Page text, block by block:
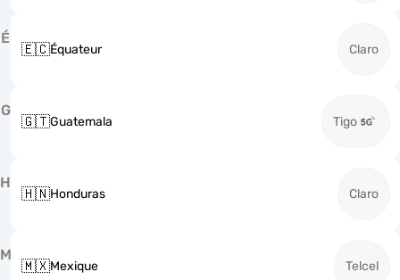
É
🇪🇨Équateur Claro
G
🇬🇹Guatemala Tigo
H
🇭🇳Honduras Claro
M
🇲🇽Mexique Telcel